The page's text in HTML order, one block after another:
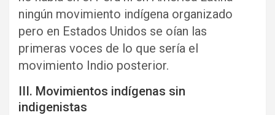
ningún movimiento indígena organizado
pero en Estados Unidos se oían las
primeras voces de lo que sería el
movimiento Indio posterior.
III. Movimientos indígenas sin
indigenistas